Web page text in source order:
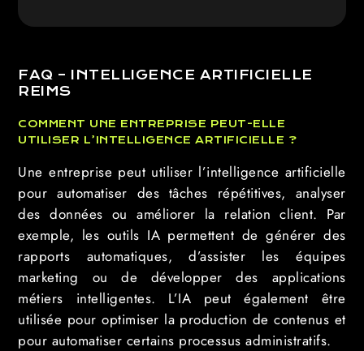
FAQ – INTELLIGENCE ARTIFICIELLE
REIMS
COMMENT UNE ENTREPRISE PEUT-ELLE
UTILISER L’INTELLIGENCE ARTIFICIELLE ?
Une entreprise peut utiliser l’intelligence artificielle
pour automatiser des tâches répétitives, analyser
des données ou améliorer la relation client. Par
exemple, les outils IA permettent de générer des
rapports automatiques, d’assister les équipes
marketing ou de développer des applications
métiers intelligentes. L’IA peut également être
utilisée pour optimiser la production de contenus et
pour automatiser certains processus administratifs.